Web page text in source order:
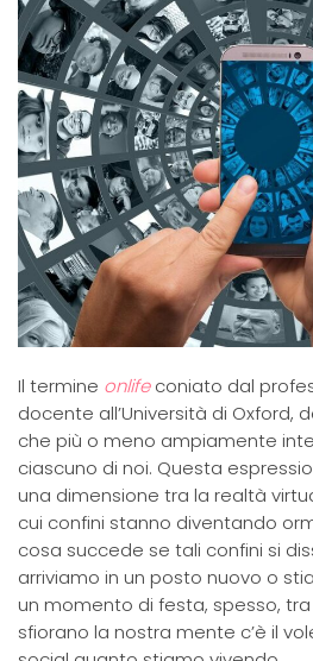
Il termine onlifeconiato dal
docente all’Università di Oxford,
che più o meno ampiamente
ciascuno di noi. Questa
una dimensione tra la realtà
cui confini stanno diventando
cosa succede se tali confini si
arriviamo in un posto nuovo o
un momento di festa, spesso,
sfiorano la nostra mente c’è il